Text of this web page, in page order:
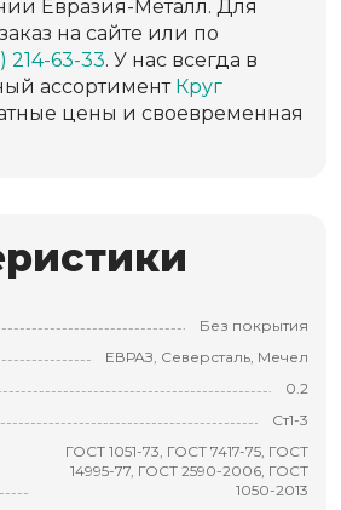
Евразия-Металл. Для
на сайте или по
214-63-33. У нас всегда в
ассортимент Круг
цены и своевременная
Без покрытия
ЕВРАЗ, Северсталь, Мечел
0.2
Ст1-3
ГОСТ 1051-73, ГОСТ 7417-75, ГОСТ
14995-77, ГОСТ 2590-2006, ГОСТ
1050-2013